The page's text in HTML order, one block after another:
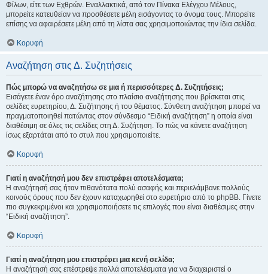
Φίλων, είτε των Εχθρών. Εναλλακτικά, από τον Πίνακα Ελέγχου Μέλους,
μπορείτε κατευθείαν να προσθέσετε μέλη εισάγοντας το όνομα τους. Μπορείτε
επίσης να αφαιρέσετε μέλη από τη λίστα σας χρησιμοποιώντας την ίδια σελίδα.
Κορυφή
Αναζήτηση στις Δ. Συζητήσεις
Πώς μπορώ να αναζητήσω σε μια ή περισσότερες Δ. Συζητήσεις;
Εισάγετε έναν όρο αναζήτησης στο πλαίσιο αναζήτησης που βρίσκεται στις
σελίδες ευρετηρίου, Δ. Συζήτησης ή του θέματος. Σύνθετη αναζήτηση μπορεί να
πραγματοποιηθεί πατώντας στον σύνδεσμο “Ειδική αναζήτηση” η οποία είναι
διαθέσιμη σε όλες τις σελίδες στη Δ. Συζήτηση. Το πώς να κάνετε αναζήτηση
ίσως εξαρτάται από το στυλ που χρησιμοποιείτε.
Κορυφή
Γιατί η αναζήτησή μου δεν επιστρέφει αποτελέσματα;
Η αναζήτησή σας ήταν πιθανότατα πολύ ασαφής και περιελάμβανε πολλούς
κοινούς όρους που δεν έχουν καταχωρηθεί στο ευρετήριο από το phpBB. Γίνετε
πιο συγκεκριμένοι και χρησιμοποιήσετε τις επιλογές που είναι διαθέσιμες στην
“Ειδική αναζήτηση”.
Κορυφή
Γιατί η αναζήτηση μου επιστρέφει μια κενή σελίδα;
Η αναζήτησή σας επέστρεψε πολλά αποτελέσματα για να διαχειριστεί ο